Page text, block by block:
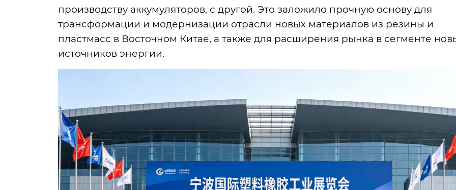
производству аккумуляторов, с другой. Это заложило прочную основу для
трансформации и модернизации отрасли новых материалов из резины и
пластмасс в Восточном Китае, а также для расширения рынка в сегменте
источников энергии.